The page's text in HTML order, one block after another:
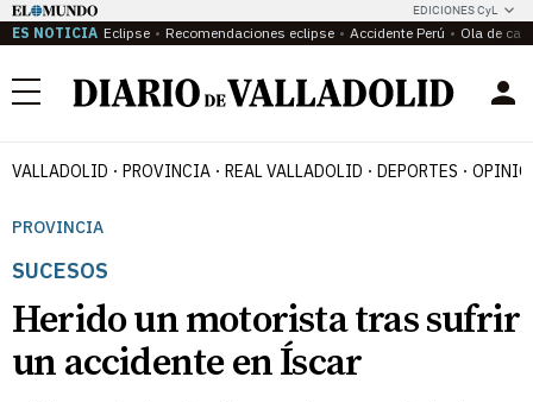
EDICIONES CyL
ES NOTICIA Eclipse Recomendaciones eclipse Accidente Perú Ola de
Menú
VALLADOLID PROVINCIA REAL VALLADOLID DEPORTES
PROVINCIA
SUCESOS
Herido un motorista tras sufrir
un accidente en Íscar